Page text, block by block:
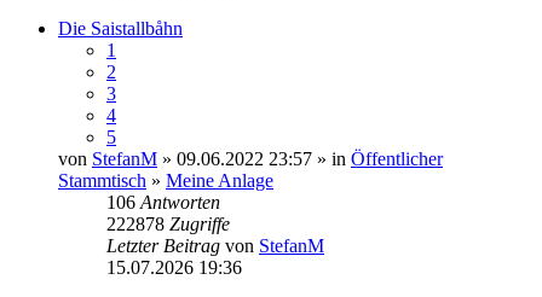
Die Saistallbåhn
1
2
3
4
5
von StefanM » 09.06.2022 23:57 » in Öffentlicher
Stammtisch » Meine Anlage
106Antworten
222878 Zugriffe
Letzter Beitrag von StefanM
15.07.2026 19:36